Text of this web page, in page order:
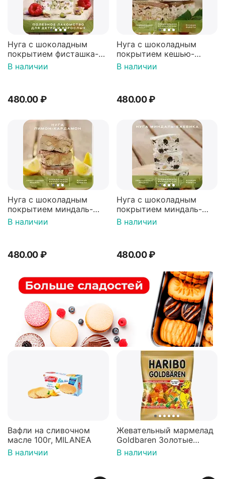
Нуга с шоколадным
покрытием фисташка-
малина, Шоколадная
мастерская
В наличии
480.00₽
Нуга с шоколадным
покрытием кешью-
земляника-мускатный
орех, Шоколадная
95г.
В наличии
480.00₽
Нуга с шоколадным
покрытием миндаль-
лимон-кардамон,
Шоколадная мастерская
В наличии
480.00₽
Нуга с шоколадным
покрытием миндаль-
ежевика-ваниль,
Шоколадная мастерская
В наличии
480.00₽
Вафли на сливочном
масле 100г, MILANEA
В наличии
Жевательный мармелад
Goldbaren Золотые
мишки 100г, Германия
В наличии